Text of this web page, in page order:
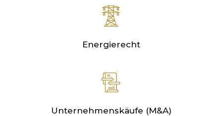
Energierecht
Unternehmenskäufe (M&A)